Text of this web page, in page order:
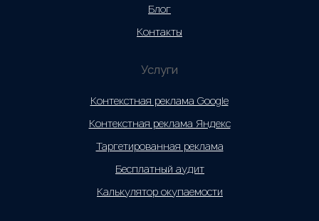
Услуги
Контекстная реклама Google
Контекстная реклама Яндекс
Таргетированная реклама
Бесплатный аудит
Калькулятор окупаемости
Блог
Контакты